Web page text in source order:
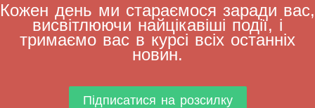
Кожен день ми стараємося заради вас,
висвітлюючи найцікавіші події, і
тримаємо вас в курсі всіх останніх
новин.
Підписатися на розсилку